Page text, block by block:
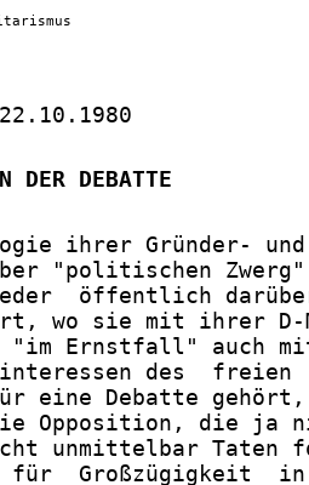
DER DEBATTE
ihrer Gründer- und
"politischen Zwerg"
öffentlich
wo sie mit ihrer D-
Ernstfall" auch
des  freien
eine Debatte
Opposition, die ja
unmittelbar Taten
Großzügigkeit